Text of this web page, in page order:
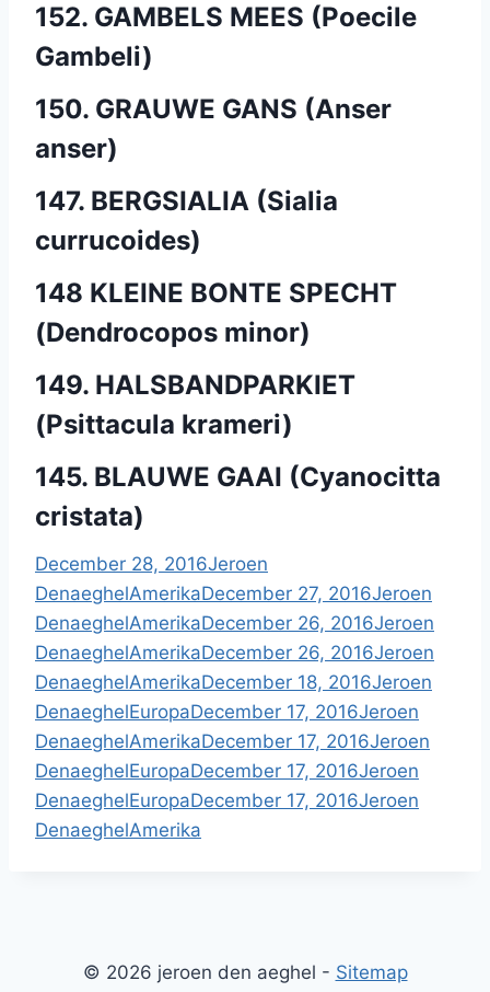
152. GAMBELS MEES (Poecile
Gambeli)
150. GRAUWE GANS (Anser
anser)
147. BERGSIALIA (Sialia
currucoides)
148 KLEINE BONTE SPECHT
(Dendrocopos minor)
149. HALSBANDPARKIET
(Psittacula krameri)
145. BLAUWE GAAI (Cyanocitta
cristata)
December 28, 2016Jeroen
DenaeghelAmerikaDecember 27, 2016Jeroen
DenaeghelAmerikaDecember 26, 2016Jeroen
DenaeghelAmerikaDecember 26, 2016Jeroen
DenaeghelAmerikaDecember 18, 2016Jeroen
DenaeghelEuropaDecember 17, 2016Jeroen
DenaeghelAmerikaDecember 17, 2016Jeroen
DenaeghelEuropaDecember 17, 2016Jeroen
DenaeghelEuropaDecember 17, 2016Jeroen
DenaeghelAmerika
© 2026 jeroen den aeghel - Sitemap